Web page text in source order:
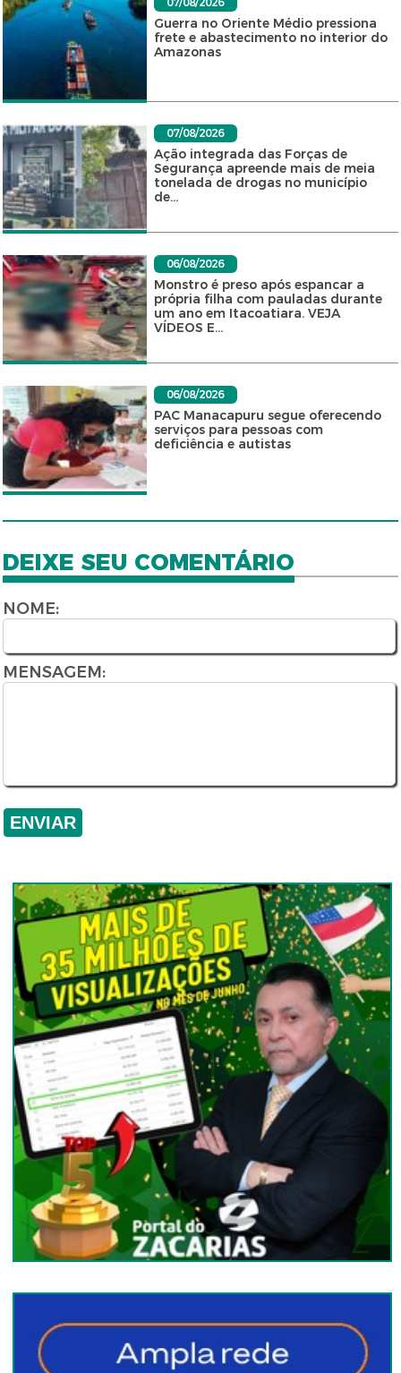
Guerra no Oriente Médio pressiona
frete e abastecimento no interior do
Amazonas
07/08/2026
Ação integrada das Forças de
Segurança apreende mais de meia
tonelada de drogas no município
de...
06/08/2026
Monstro é preso após espancar a
própria filha com pauladas durante
um ano em Itacoatiara. VEJA
VÍDEOS E...
06/08/2026
PAC Manacapuru segue oferecendo
serviços para pessoas com
deficiência e autistas
DEIXE SEU COMENTÁRIO
NOME:
MENSAGEM: